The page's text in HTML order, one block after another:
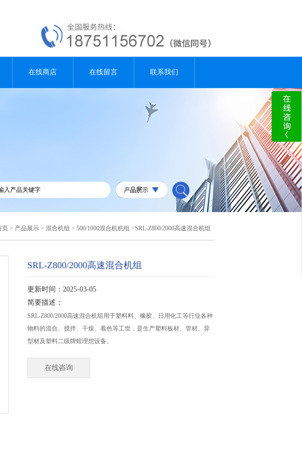
在线商店 在线留言 联系我们
页 > 产品展示 > 混合机组 > 500/1000混合机机组 >SRL-Z800/2000高速混合机组
SRL-Z800/2000高速混合机组
更新时间：2025-03-05
简要描述：
SRL-Z800/2000高速混合机组用于塑料料、橡胶、日用化工等行业各种
物料的混合、搅拌、干燥、着色等工世，是生产塑料板材、管材、异
型材及塑料二级牌蝗理想设备。
在线咨询